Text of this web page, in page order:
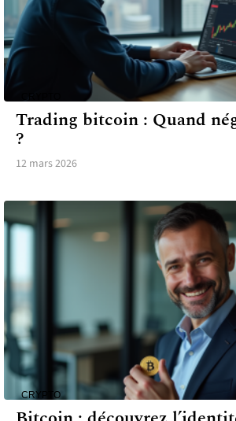
Trading bitcoin : Quand
?
12 mars 2026
CRYPTO